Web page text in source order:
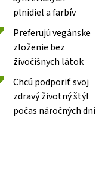
plnidiel a farbív
Preferujú vegánske
zloženie bez
živočíšnych látok
Chcú podporiť svoj
zdravý životný štýl
počas náročných dní